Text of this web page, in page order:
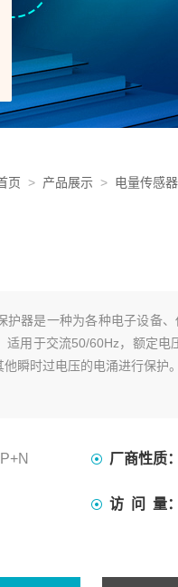
页 > 产品展示 > 电量传感器
护器是一种为各种电子设备
用于交流50/60Hz，额定电
瞬时过电压的电涌进行保护。
厂商性质：
访 问 量：